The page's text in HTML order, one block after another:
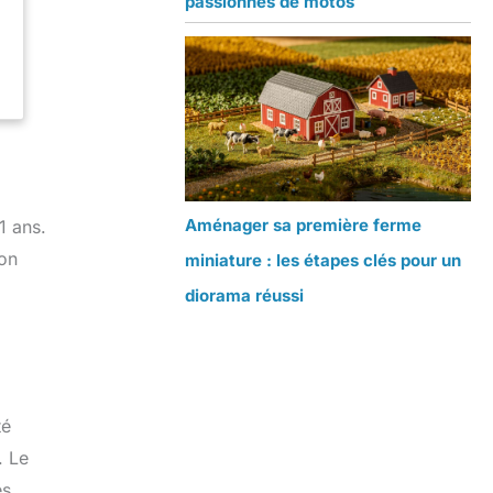
ans.
Le
Aménager sa première ferme
miniature : les étapes clés pour un
diorama réussi